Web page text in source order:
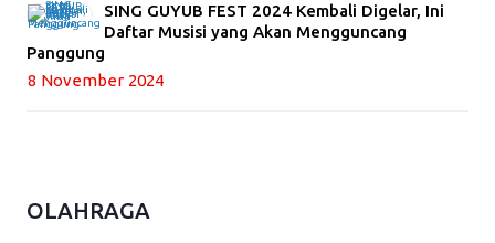
SING GUYUB FEST 2024 Kembali Digelar, Ini
Daftar Musisi yang Akan Mengguncang
Panggung
8 November 2024
OLAHRAGA